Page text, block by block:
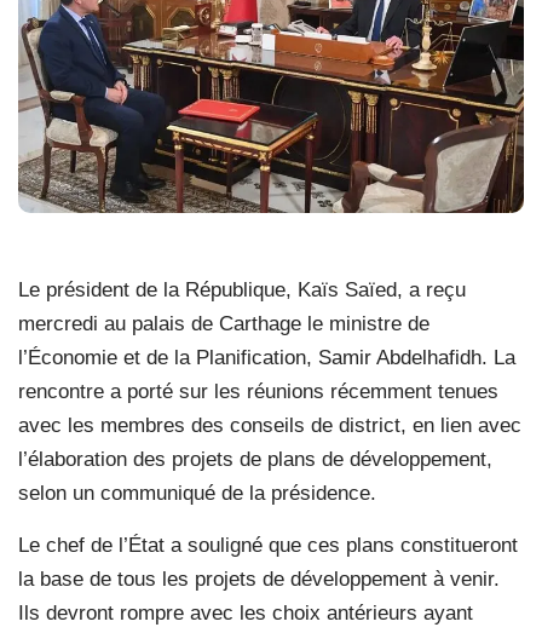
Le président de la République, Kaïs Saïed, a reçu
mercredi au palais de Carthage le ministre de
l’Économie et de la Planification, Samir Abdelhafidh. La
rencontre a porté sur les réunions récemment tenues
avec les membres des conseils de district, en lien avec
l’élaboration des projets de plans de développement,
selon un communiqué de la présidence.
Le chef de l’État a souligné que ces plans constitueront
la base de tous les projets de développement à venir.
Ils devront rompre avec les choix antérieurs ayant